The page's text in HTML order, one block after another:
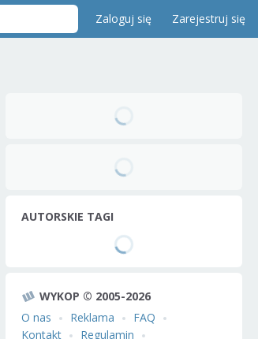
Zaloguj się Zarejestruj się
AUTORSKIE TAGI
WYKOP © 2005-2026
O nas
Reklama
FAQ
Kontakt
Regulamin